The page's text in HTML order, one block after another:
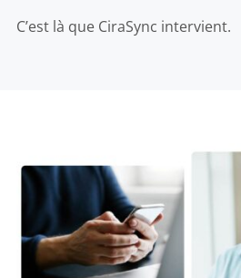
C’est là que CiraSync intervient.